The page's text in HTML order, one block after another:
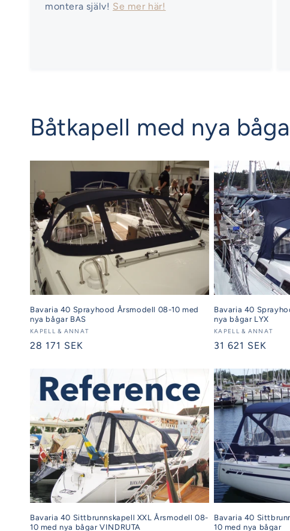
montera själv! Se mer här!
Båtkapell med nya
Bavaria 40 Sprayhood Årsmodell 08-10 med
nya bågar BAS
Säljare:
KAPELL & ANNAT
Ordinarie
28 171 SEK
Bavaria 40
nya bågar LYX
Säljare:
KAPELL & ANNAT
Ordinarie
31 621 SEK
Bavaria 40 Sittbrunnskapell XXL Årsmodell 08-
10 med nya bågar VINDRUTA
Bavaria 40
10 med nya bågar